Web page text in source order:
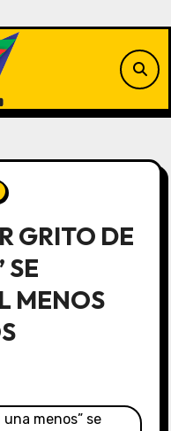
GRITO DE
SE
MENOS